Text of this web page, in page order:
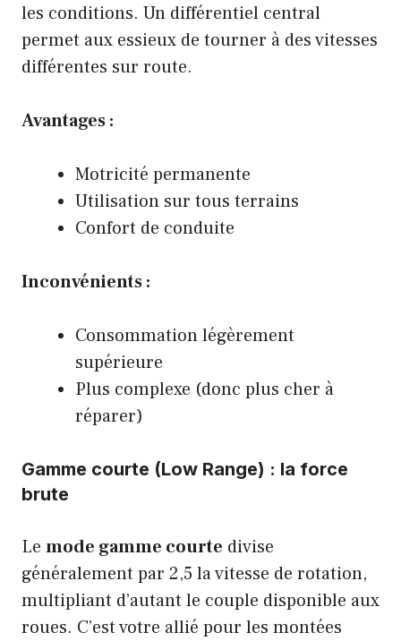
les conditions. Un différentiel central
permet aux essieux de tourner à des vitesses
différentes sur route.
Avantages :
Motricité permanente
Utilisation sur tous terrains
Confort de conduite
Inconvénients :
Consommation légèrement
supérieure
Plus complexe (donc plus cher à
réparer)
Gamme courte (Low Range) : la force
brute
Le mode gamme courte divise
généralement par 2,5 la vitesse de rotation,
multipliant d’autant le couple disponible aux
roues. C’est votre allié pour les montées